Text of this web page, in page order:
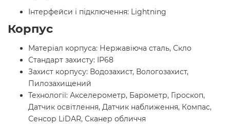
Інтерфейси і підключення: Lightning
Корпус
Матеріал корпуса: Нержавіюча сталь, Скло
Стандарт захисту: IP68
Захист корпусу: Водозахист, Вологозахист,
Пилозахищений
Технології: Акселерометр, Барометр, Гіроскоп,
Датчик освітлення, Датчик наближення, Компас,
Сенсор LiDAR, Сканер обличчя